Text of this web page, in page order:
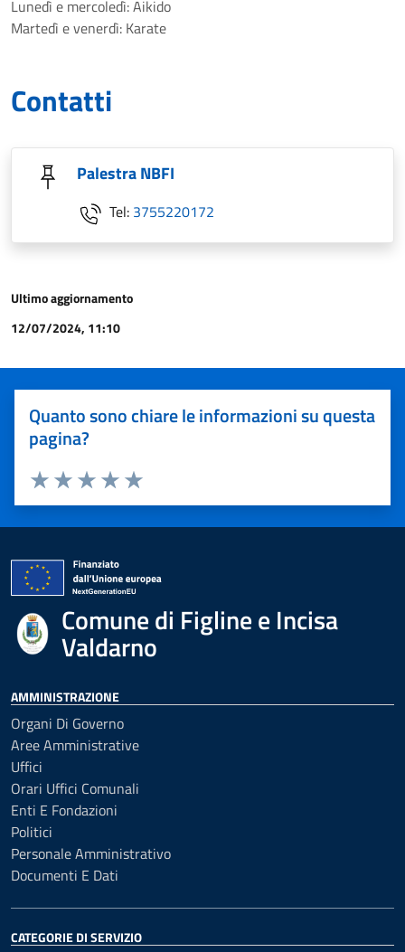
Lunedì e mercoledì: Aikido
Martedì e venerdì: Karate
Contatti
Palestra NBFI
Tel: 3755220172
Ultimo aggiornamento
12/07/2024, 11:10
Quanto sono chiare le informazioni su questa
pagina?
Valuta 5 stelle su 5
Valuta 4 stelle su 5
Valuta 3 stelle su 5
Valuta 2 stelle su 5
Valuta 1 stelle su 5
Comune di Figline e Incisa
Valdarno
AMMINISTRAZIONE
Organi Di Governo
Aree Amministrative
Uffici
Orari Uffici Comunali
Enti E Fondazioni
Politici
Personale Amministrativo
Documenti E Dati
CATEGORIE DI SERVIZIO